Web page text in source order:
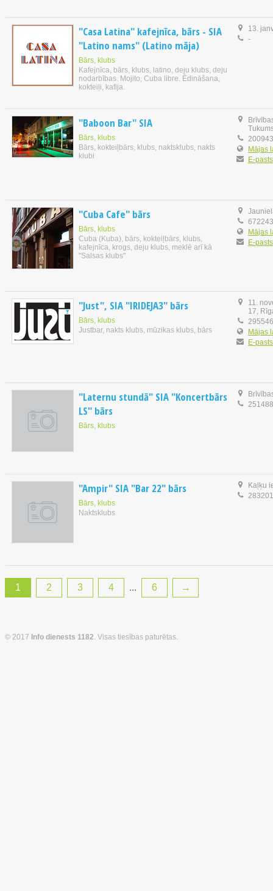
"Casa Latina" kafejnīca, bārs - SIA
"Latino nams" (Latino māja)
Bārs, klubs
Kafejnīca, bārs, klubs, latino, deju klubs, deju
nodarbības. Mojito, Cuba libre. Ēdināšana,
kokteiļi, kafija.
13.
-
"Baboon Bar" SIA
Bārs, klubs
Bārs, kokteiļbārs, klubs, naktsklubs, nakts
klubi
Mājas
E-pasts
"Cuba Cafe" bārs
Bārs, klubs
Cuba (Kuba), bārs, kokteiļbārs, klubs,
kafejnīca, krogs, deju klubs, meklē arī kā
"Salsas klubs"
Mājas
E-pasts
"Just", SIA "IRIDEJA3" bārs
Bārs, klubs
Justbar, nakts klubs, mūzikas klubs, bārs
11.
17,
Mājas
E-pasts
"Laternu stundā" SIA "Koncertbārs
LS" bārs
Bārs, klubs
"Ampir" SIA "Bar 22" bārs
Bārs, klubs
Naktsklubs
Kaļķu
1 2 3 4 ... 6 →
© 2017 Info dienests 1182. Visas tiesības paturētas.